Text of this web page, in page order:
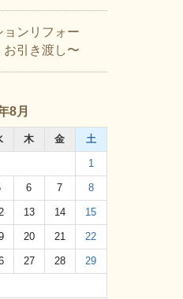
ンリフォー
引き渡し〜
8月
木 金 土
1
6 7 8
13 14 15
20 21 22
27 28 29